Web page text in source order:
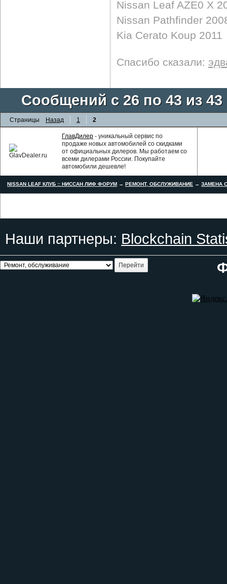
Nissan Leaf AZE0 X
Nissan Pathfinder
Kia Cerato Koup 2011
Спасибо сказали:
Сообщений с 26 по 43 из 43
Страницы Назад 1 2
ГлавДилер - уникальный сервис по
продаже новых автомобилей со скидками
от официальных дилеров. Мы работаем со
всеми дилерами России. Покупайте
автомобили дешевле!
NISSAN LEAF КЛУБ :: НИССАН ЛИФ ФОРУМ →РЕМОНТ, ОБСЛУЖИВАНИЕ →ЗАМЕНА
Наши партнеры: Blockchain